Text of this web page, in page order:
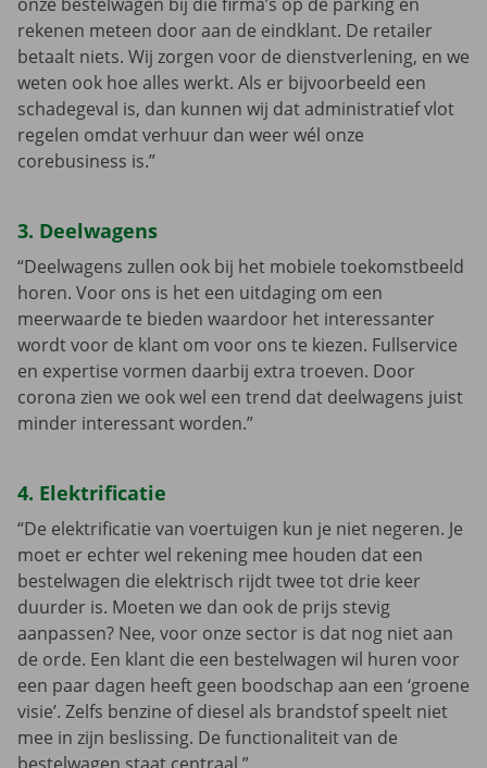
rekenen meteen door aan de eindklant. De retailer
betaalt niets. Wij zorgen voor de dienstverlening, en we
weten ook hoe alles werkt. Als er bijvoorbeeld een
schadegeval is, dan kunnen wij dat administratief vlot
regelen omdat verhuur dan weer wél onze
corebusiness is.”
3. Deelwagens
“Deelwagens zullen ook bij het mobiele toekomstbeeld
horen. Voor ons is het een uitdaging om een
meerwaarde te bieden waardoor het interessanter
wordt voor de klant om voor ons te kiezen. Fullservice
en expertise vormen daarbij extra troeven. Door
corona zien we ook wel een trend dat deelwagens juist
minder interessant worden.”
4. Elektrificatie
“De elektrificatie van voertuigen kun je niet negeren. Je
moet er echter wel rekening mee houden dat een
bestelwagen die elektrisch rijdt twee tot drie keer
duurder is. Moeten we dan ook de prijs stevig
aanpassen? Nee, voor onze sector is dat nog niet aan
de orde. Een klant die een bestelwagen wil huren voor
een paar dagen heeft geen boodschap aan een ‘groene
visie’. Zelfs benzine of diesel als brandstof speelt niet
mee in zijn beslissing. De functionaliteit van de